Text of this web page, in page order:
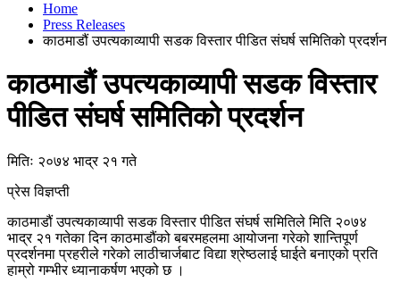
Home
Press Releases
काठमाडौं उपत्यकाव्यापी सडक विस्तार पीडित संघर्ष समितिको प्रदर्शन
काठमाडौं उपत्यकाव्यापी सडक विस्तार
पीडित संघर्ष समितिको प्रदर्शन
मितिः २०७४ भाद्र २१ गते
प्रेस विज्ञप्ती
काठमाडौं उपत्यकाव्यापी सडक विस्तार पीडित संघर्ष समितिले मिति २०७४
भाद्र २१ गतेका दिन काठमाडौंको बबरमहलमा आयोजना गरेको शान्तिपूर्ण
प्रदर्शनमा प्रहरीले गरेको लाठीचार्जबाट विद्या श्रेष्ठलाई घाईते बनाएको प्रति
हाम्रो गम्भीर ध्यानाकर्षण भएको छ ।